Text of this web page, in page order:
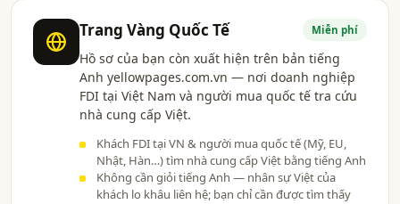
Trang Vàng Quốc Tế Miễn phí
Hồ sơ của bạn còn xuất hiện trên bản tiếng
Anh yellowpages.com.vn — nơi doanh nghiệp
FDI tại Việt Nam và người mua quốc tế tra cứu
nhà cung cấp Việt.
Khách FDI tại VN & người mua quốc tế (Mỹ, EU,
Nhật, Hàn…) tìm nhà cung cấp Việt bằng tiếng Anh
Không cần giỏi tiếng Anh — nhân sự Việt của
khách lo khâu liên hệ; bạn chỉ cần được tìm thấy